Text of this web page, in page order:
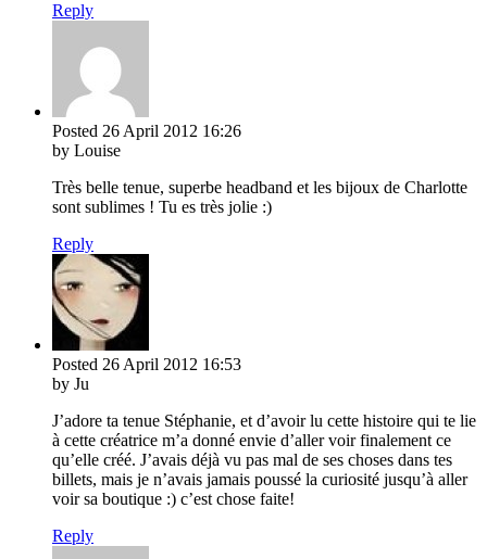
Reply
Posted 26 April 2012 16:26
by Louise
Très belle tenue, superbe headband et les bijoux de Charlotte
sont sublimes ! Tu es très jolie :)
Reply
Posted 26 April 2012 16:53
by Ju
J’adore ta tenue Stéphanie, et d’avoir lu cette histoire qui te lie
à cette créatrice m’a donné envie d’aller voir finalement ce
qu’elle créé. J’avais déjà vu pas mal de ses choses dans tes
billets, mais je n’avais jamais poussé la curiosité jusqu’à aller
voir sa boutique :) c’est chose faite!
Reply